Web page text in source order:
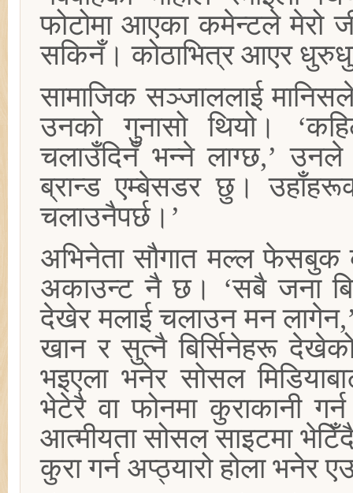
फोटोमा आएका कमेन्टले मेरो
सकिनँ। कोठाभित्र आएर
सामाजिक सञ्जाललाई
उनको गुनासो थियो।
चलाउँदिनँ भन्ने लाग्छ,’
ब्रान्ड एम्बेसडर छु।
चलाउनैपर्छ।’
अभिनेता सौगात मल्ल
अकाउन्ट नै छ। ‘सबै जना
देखेर मलाई चलाउन मन
खान र सुत्नै बिर्सिनेहरू
भइएला भनेर सोसल
भेटेरै वा फोनमा कुराकानी
आत्मीयता सोसल साइटमा
कुरा गर्न अप्ठ्यारो होला भनेर